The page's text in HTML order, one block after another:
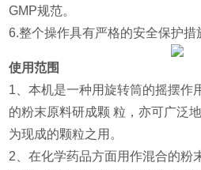
GMP规范。
6.整个操作具有严格的安全保护措
使用范围
1、本机是一种用旋转筒的摇摆作
的粉末原料研成颗 粒，亦可广泛
为现成的颗粒之用。
2、在化学药品方面用作混合的粉